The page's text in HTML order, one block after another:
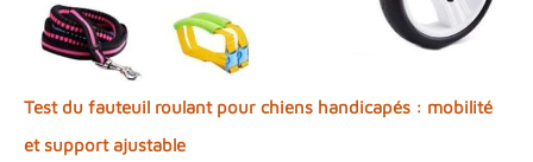
Test du fauteuil roulant pour chiens handicapés : mobilité
et support ajustable